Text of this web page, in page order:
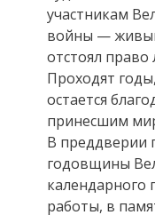
участникам
войны —
отстоял
Проходят
остается
принесшим
В преддверии
годовщины
календарного
работы, в